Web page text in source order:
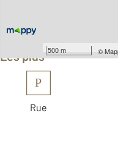
500 m ©
Équipements
Les plus
P
Rue